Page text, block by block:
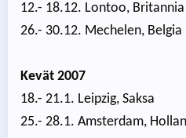
12.- 18.12. Lontoo, Britannia
26.- 30.12. Mechelen, Belgia
Kevät 2007
18.- 21.1. Leipzig, Saksa
25.- 28.1. Amsterdam,